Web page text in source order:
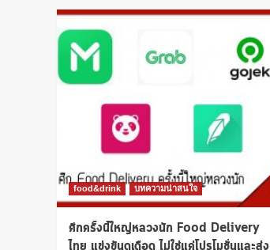
ธอส
ช่วย
ลูก
หนี้
NPL
มี
ปัญหา
สภาพ
คล่อง
จาก
food&drink บทความน่าสนใจ
ศึกครั้งนี้ใหญ่หลวงนัก Food Delivery